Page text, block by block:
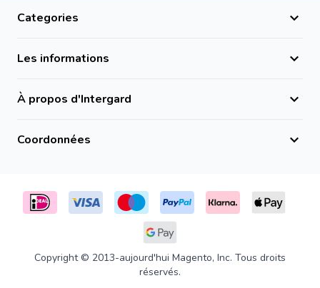
Categories
Les informations
À propos d'Intergard
Coordonnées
Copyright © 2013-aujourd'hui Magento, Inc. Tous droits
réservés.